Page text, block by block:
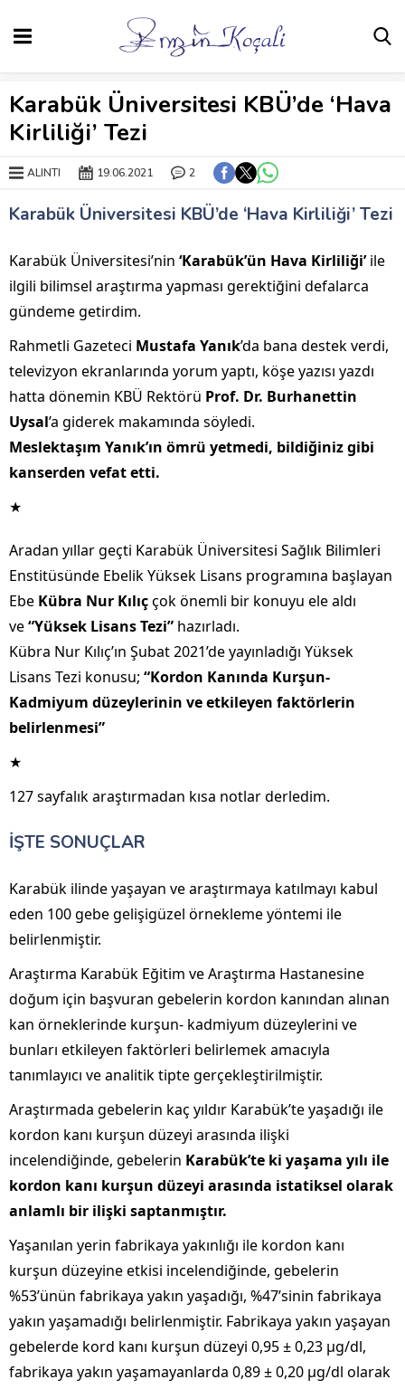
Karabük Üniversitesi KBÜ’de ‘Hava
Kirliliği’ Tezi
ALINTI 19.06.2021 2
Karabük Üniversitesi KBÜ’de ‘Hava Kirliliği’ Tezi
Karabük Üniversitesi’nin ‘Karabük’ün Hava Kirliliği’ile
ilgili bilimsel araştırma yapması gerektiğini defalarca
gündeme getirdim.
Rahmetli Gazeteci Mustafa Yanık’da bana destek verdi,
televizyon ekranlarında yorum yaptı, köşe yazısı yazdı
hatta dönemin KBÜ Rektörü Prof. Dr. Burhanettin
Uysal’a giderek makamında söyledi.
Meslektaşım Yanık’ın ömrü yetmedi, bildiğiniz gibi
kanserden vefat etti.
★
Aradan yıllar geçti Karabük Üniversitesi Sağlık Bilimleri
Enstitüsünde Ebelik Yüksek Lisans programına başlayan
Ebe Kübra Nur Kılıççok önemli bir konuyu ele aldı
ve“Yüksek Lisans Tezi” hazırladı.
Kübra Nur Kılıç’ın Şubat 2021’de yayınladığı Yüksek
Lisans Tezi konusu; “Kordon Kanında Kurşun-
Kadmiyum düzeylerinin ve etkileyen faktörlerin
belirlenmesi”
★
127 sayfalık araştırmadan kısa notlar derledim.
İŞTE SONUÇLAR
Karabük ilinde yaşayan ve araştırmaya katılmayı kabul
eden 100 gebe gelişigüzel örnekleme yöntemi ile
belirlenmiştir.
Araştırma Karabük Eğitim ve Araştırma Hastanesine
doğum için başvuran gebelerin kordon kanından alınan
kan örneklerinde kurşun- kadmiyum düzeylerini ve
bunları etkileyen faktörleri belirlemek amacıyla
tanımlayıcı ve analitik tipte gerçekleştirilmiştir.
Araştırmada gebelerin kaç yıldır Karabük’te yaşadığı ile
kordon kanı kurşun düzeyi arasında ilişki
incelendiğinde, gebelerin Karabük’te ki yaşama yılı ile
kordon kanı kurşun düzeyi arasında istatiksel olarak
anlamlı bir ilişki saptanmıştır.
Yaşanılan yerin fabrikaya yakınlığı ile kordon kanı
kurşun düzeyine etkisi incelendiğinde, gebelerin
%53’ünün fabrikaya yakın yaşadığı, %47’sinin fabrikaya
yakın yaşamadığı belirlenmiştir. Fabrikaya yakın yaşayan
gebelerde kord kanı kurşun düzeyi 0,95 ± 0,23 μg/dl,
fabrikaya yakın yaşamayanlarda 0,89 ± 0,20 μg/dl olarak